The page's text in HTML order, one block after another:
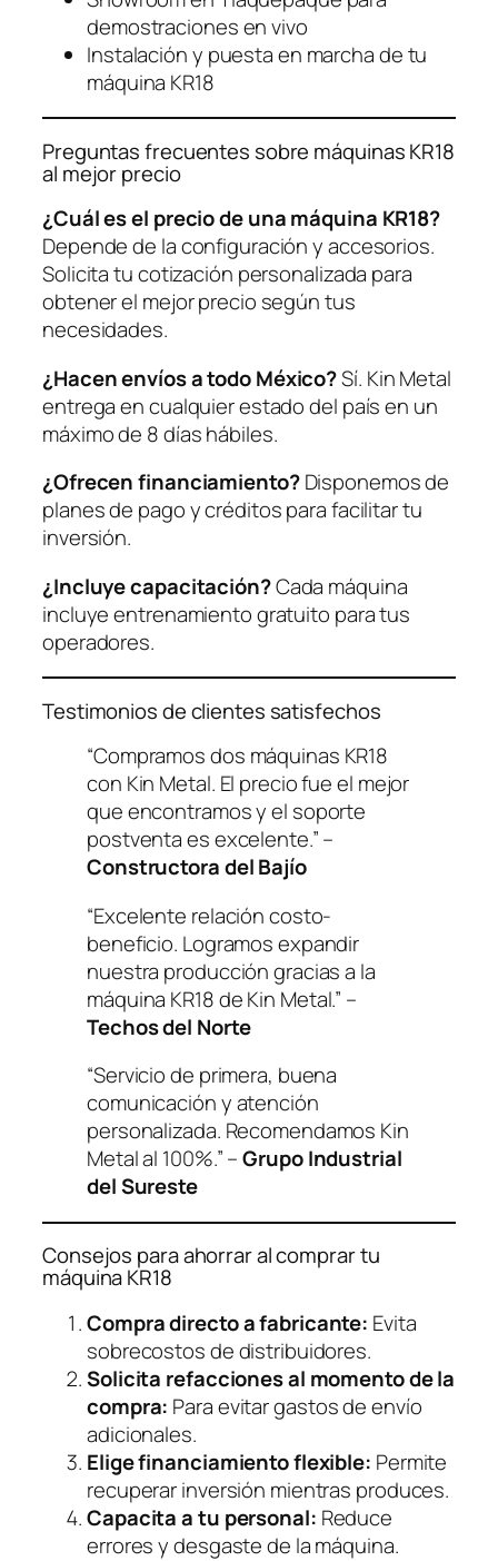
demostraciones en vivo
Instalación y puesta en marcha de tu
máquina KR18
Preguntas frecuentes sobre máquinas KR18
al mejor precio
¿Cuál es el precio de una máquina KR18?
Depende de la configuración y accesorios.
Solicita tu cotización personalizada para
obtener el mejor precio según tus
necesidades.
¿Hacen envíos a todo México?Sí. Kin Metal
entrega en cualquier estado del país en un
máximo de 8 días hábiles.
¿Ofrecen financiamiento?Disponemos de
planes de pago y créditos para facilitar tu
inversión.
¿Incluye capacitación?Cada máquina
incluye entrenamiento gratuito para tus
operadores.
Testimonios de clientes satisfechos
“Compramos dos máquinas KR18
con Kin Metal. El precio fue el mejor
que encontramos y el soporte
postventa es excelente.” –
Constructora del Bajío
“Excelente relación costo-
beneficio. Logramos expandir
nuestra producción gracias a la
máquina KR18 de Kin Metal.” –
Techos del Norte
“Servicio de primera, buena
comunicación y atención
personalizada. Recomendamos Kin
Metal al 100%.” –Grupo Industrial
del Sureste
Consejos para ahorrar al comprar tu
máquina KR18
Compra directo a fabricante: Evita
sobrecostos de distribuidores.
Solicita refacciones al momento de la
compra: Para evitar gastos de envío
adicionales.
Elige financiamiento flexible: Permite
recuperar inversión mientras produces.
Capacita a tu personal: Reduce
errores y desgaste de la máquina.